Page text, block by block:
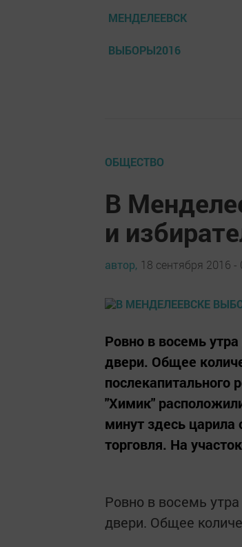
МЕНДЕЛЕЕВСК
ВЫБОРЫ2016
ОБЩЕСТВО
В
и
автор, 18 сентября 2016 -
Ровно в восемь
двери. Общее
послекапитального
"Химик"
минут здесь
торговля. На
Ровно в восемь
двери. Общее